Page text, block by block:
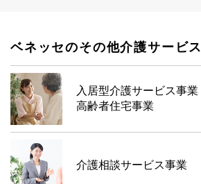
ベネッセのその他介護サービス
入居型介護サービス事業
高齢者住宅事業
介護相談サービス事業